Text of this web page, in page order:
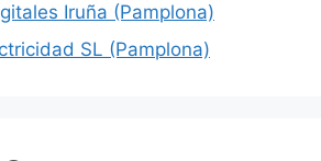
Iruña (Pamplona)
SL (Pamplona)